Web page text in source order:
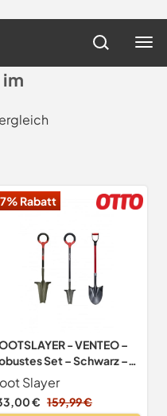
Rabatt
- VENTEO –
Set – Schwarz –
– Garten – 360
– RootSlayer +
Special Massif +
Slayer
€ 159,99 €